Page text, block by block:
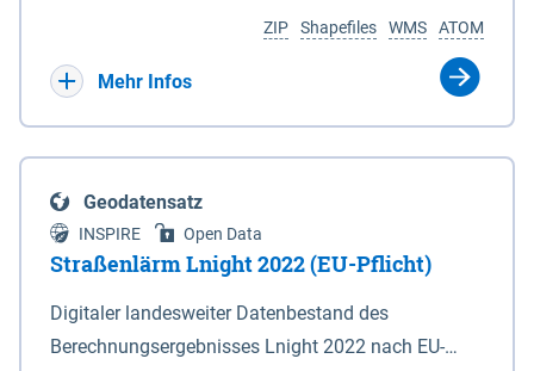
(DTK) im Maßstab 1 : 100 000 (Anlage 2), 2.
verkleinerte Amtliche Karte 1 : 5 000 (AK5) im
projizierte Koordinaten im Europäischen
Terrestrischen Referenzsystem 1989 (ETRS 89) mit
der Universalen Transversalen Mercator-Abbildung
bezogen auf die Zone 32 N (UTM 32N) dargestellt
(Anlage 4); Gleiches gilt für die geografischen
ATOM
WMS
Shapefiles
ZIP
Mehr Infos
Geodatensatz
INSPIRE Open Data
Straßenlärm Lnight 2022 (EU-Pflicht)
Digitaler landesweiter Datenbestand des
Berechnungsergebnisses Lnight 2022 nach EU-